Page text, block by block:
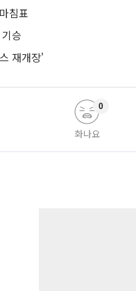
침표
승
재개장'
화나요
0